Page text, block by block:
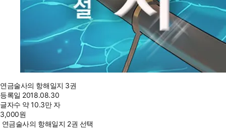
연금술사의 항해일지 3권
등록일 2018.08.30
글자수 약 10.3만 자
3,000원
연금술사의 항해일지 2권 선택